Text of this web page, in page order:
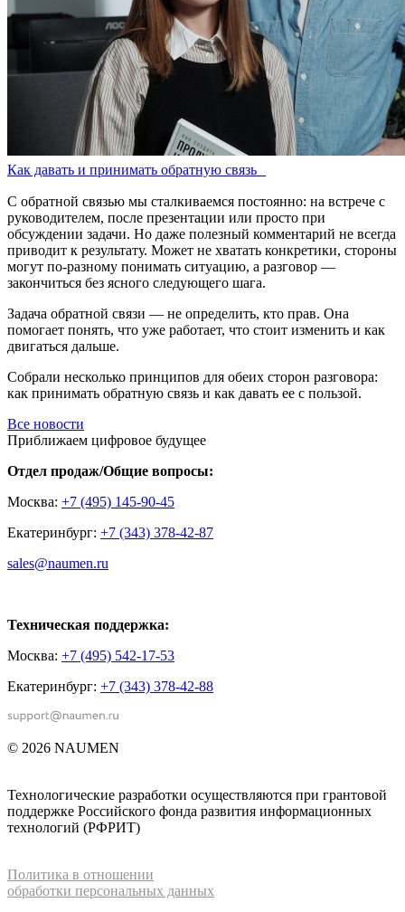
Как давать и принимать обратную связь
С обратной связью мы сталкиваемся постоянно: на встрече с
руководителем, после презентации или просто при
обсуждении задачи. Но даже полезный комментарий не всегда
приводит к результату. Может не хватать конкретики, стороны
могут по-разному понимать ситуацию, а разговор —
закончиться без ясного следующего шага.
Задача обратной связи — не определить, кто прав. Она
помогает понять, что уже работает, что стоит изменить и как
двигаться дальше.
Собрали несколько принципов для обеих сторон разговора:
как принимать обратную связь и как давать ее с пользой.
Все новости
Приближаем цифровое будущее
Отдел продаж/Общие вопросы:
Москва: +7 (495) 145-90-45
Екатеринбург: +7 (343) 378-42-87
sales@naumen.ru
Техническая поддержка:
Москва: +7 (495) 542-17-53
Екатеринбург: +7 (343) 378-42-88
© 2026 NAUMEN
Технологические разработки осуществляются при грантовой
поддержке Российского фонда развития информационных
технологий (РФРИТ)
Политика в отношении
обработки персональных данных